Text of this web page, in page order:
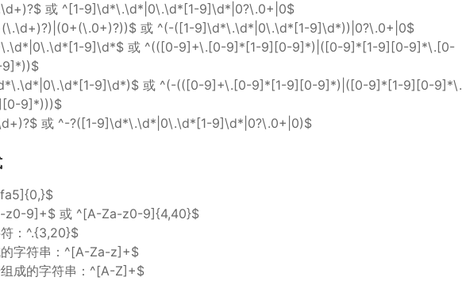
或 ^[1-9]\d*\.\d*|0\.\d*[1-9]\d*|0?\.0+|0$
或 ^(-([1-9]\d*\.\d*|0\.\d*[1-9]\d*))|0?\.0+|0$
9]\d*$ 或 ^(([0-9]+\.[0-9]*[1-9][0-9]*)|([0-9]*[1-9][0-9]*\.[0-
9]\d*)$ 或 ^(-(([0-9]+\.[0-9]*[1-9][0-9]*)|([0-9]*[1-9][0-9]*\.
9]*)))$
或 ^-?([1-9]\d*\.\d*|0\.\d*[1-9]\d*|0?\.0+|0)$
z0-9]+$ 或 ^[A-Za-z0-9]{4,40}$
：^.{3,20}$
字符串：^[A-Za-z]+$
成的字符串：^[A-Z]+$